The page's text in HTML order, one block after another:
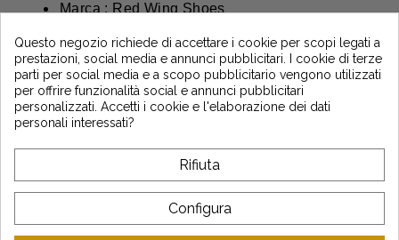
Marca : Red Wing Shoes
Newsletter
Guadagna il 5€ sul tuo primo ordine
iscrivendoti e resta informato sulle ultime
notizie di Vintage Motors
*Dès 99€ d'achat. En vous abonnant à notre newsletter, vous reconnaissez avoir pris
connaissance de notre politique de gestion des données personnelles et vous
A PROPOSITO DI VINTAGE
Questo negozio richiede di accettare i cookie per scopi legati a
prestazioni, social media e annunci pubblicitari. I cookie di terze
parti per social media e a scopo pubblicitario vengono utilizzati
per offrire funzionalità social e annunci pubblicitari
personalizzati. Accetti i cookie e l'elaborazione dei dati
personali interessati?
Rifiuta
Configura